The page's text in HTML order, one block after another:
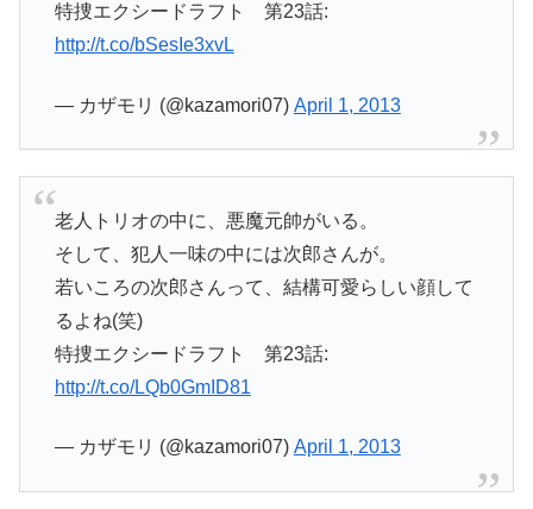
特捜エクシードラフト 第23話:
http://t.co/bSesIe3xvL
— カザモリ (@kazamori07) April 1, 2013
老人トリオの中に、悪魔元帥がいる。
そして、犯人一味の中には次郎さんが。
若いころの次郎さんって、結構可愛らしい顔して
るよね(笑)
特捜エクシードラフト 第23話:
http://t.co/LQb0GmID81
— カザモリ (@kazamori07) April 1, 2013